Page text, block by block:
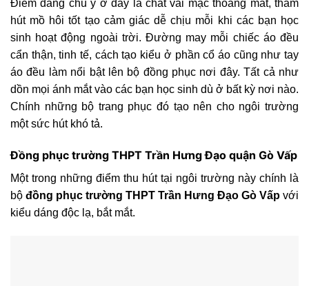
Điểm đáng chú ý ở đây là chất vải mặc thoáng mát, thấm
hút mồ hôi tốt tạo cảm giác dễ chịu mỗi khi các bạn học
sinh hoạt động ngoài trời. Đường may mỗi chiếc áo đều
cẩn thận, tinh tế, cách tạo kiểu ở phần cổ áo cũng như tay
áo đều làm nổi bật lên bộ đồng phục nơi đây. Tất cả như
dồn mọi ánh mắt vào các bạn học sinh dù ở bất kỳ nơi nào.
Chính những bộ trang phục đó tạo nên cho ngôi trường
một sức hút khó tả.
Đồng phục trường THPT Trần Hưng Đạo quận Gò Vấp
Một trong những điểm thu hút tại ngôi trường này chính là
bộ đồng phục trường THPT Trần Hưng Đạo Gò Vấp với
kiểu dáng độc lạ, bắt mắt.